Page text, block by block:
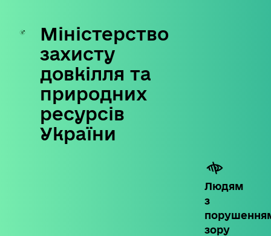
Skip
content
Міністерство
захисту
довкілля та
природних
ресурсів
України
Людям
з
зору